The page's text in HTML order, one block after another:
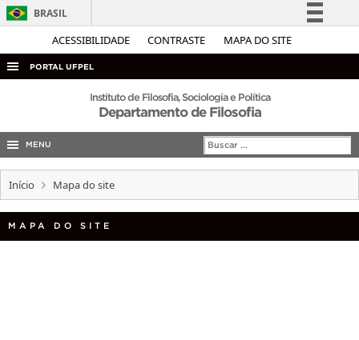
ACESSIBILIDADE CONTRASTE MAPA DO SITE
BRASIL
Simplifique!
Acesso à informação
Legislação
Canais
PORTAL UFPEL
ACESSO À INFORMAÇÃO
COBALTO
EDITAIS
INTERNACIONAL
Instituto de Filosofia, Sociologia e Política
Departamento de Filosofia
MENU
Início Mapa do site
MAPA DO SITE